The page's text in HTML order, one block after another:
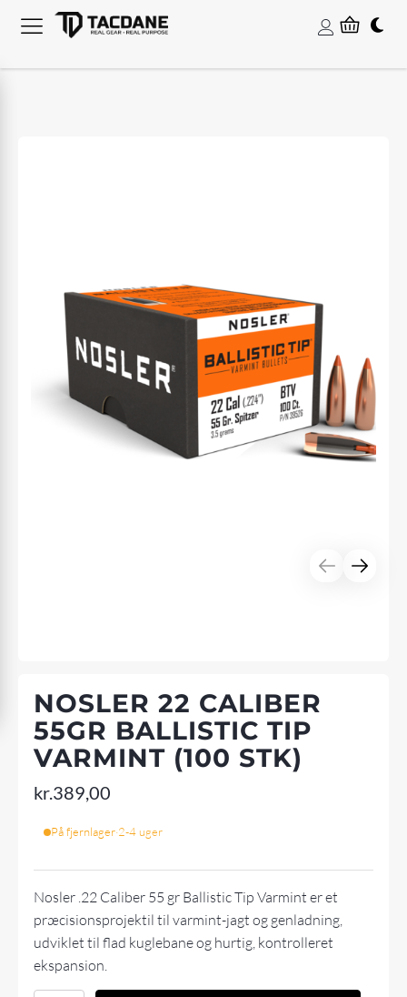
NOSLER 22 CALIBER
55GR BALLISTIC TIP
VARMINT (100 STK)
kr.389,00
På fjernlager·2-4 uger
Nosler .22 Caliber 55 gr Ballistic Tip Varmint er et
præcisionsprojektil til varmint-jagt og genladning,
udviklet til flad kuglebane og hurtig, kontrolleret
ekspansion.